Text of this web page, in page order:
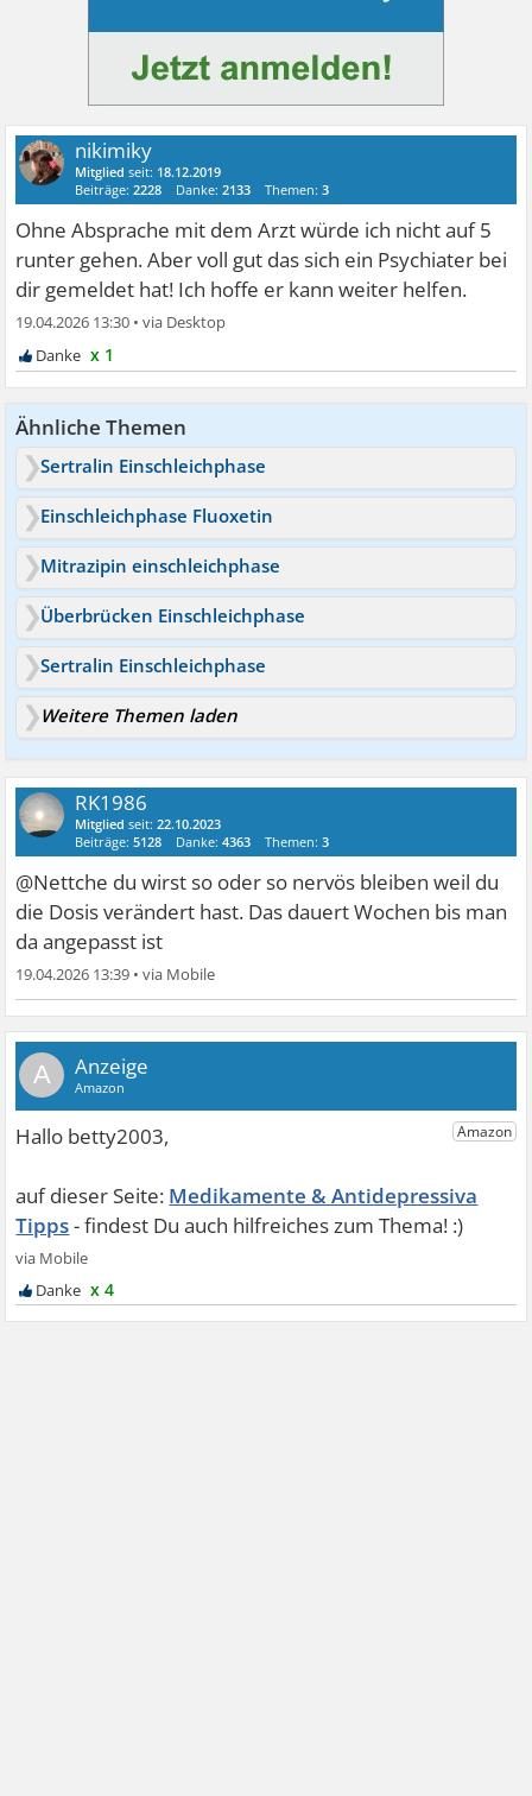
nikimiky
Mitglied seit: 18.12.2019
Beiträge:2228 Danke:2133 Themen:3
Ohne Absprache mit dem Arzt würde ich nicht auf 5
runter gehen. Aber voll gut das sich ein Psychiater bei
dir gemeldet hat! Ich hoffe er kann weiter helfen.
19.04.2026 13:30 •
x 1
Ähnliche Themen
Sertralin Einschleichphase
Einschleichphase Fluoxetin
Mitrazipin einschleichphase
Überbrücken Einschleichphase
Sertralin Einschleichphase
Weitere Themen laden
RK1986
Mitglied seit:22.10.2023
Beiträge:5128 Danke:4363 Themen:3
@Nettche du wirst so oder so nervös bleiben weil du
die Dosis verändert hast. Das dauert Wochen bis man
da angepasst ist
19.04.2026 13:39 •
A
Medikamente & Antidepressiva
Tipps
x 4